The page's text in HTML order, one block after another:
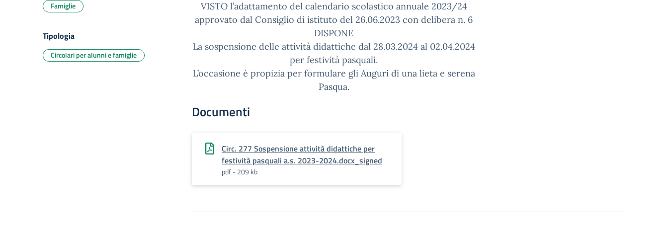
VISTO l’adattamento del calendario scolastico annuale 2023/24
approvato dal Consiglio di istituto del 26.06.2023 con delibera n. 6
DISPONE
La sospensione delle attività didattiche dal 28.03.2024 al 02.04.2024
per festività pasquali.
L’occasione è propizia per formulare gli Auguri di una lieta e serena
Pasqua.
Documenti
Circ. 277 Sospensione attività didattiche per
festività pasquali a.s. 2023-2024.docx_signed
pdf - 209 kb
Famiglie
Tipologia
Circolari per alunni e famiglie